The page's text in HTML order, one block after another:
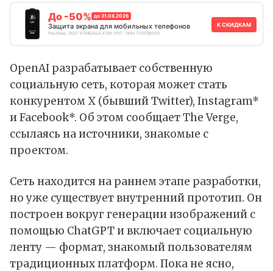
До -50% до 31.08.2026
Защита экрана для мобильных телефонов
Реклама. ООО "АЛИБАБА.КОМ (РУ)", ИНН 7703380158
К СКИДКАМ
OpenAI разрабатывает собственную
социальную сеть, которая может стать
конкурентом X (бывшийTwitter), Instagram*
иFacebook*. Об этом сообщаетThe Verge,
ссылаясь на источники, знакомые с
проектом.
Сеть находится на раннем этапе разработки,
но уже существует внутренний прототип. Он
построен вокруг генерации изображений с
помощью ChatGPTи включает социальную
ленту — формат, знакомый пользователям
традиционных платформ. Пока не ясно,